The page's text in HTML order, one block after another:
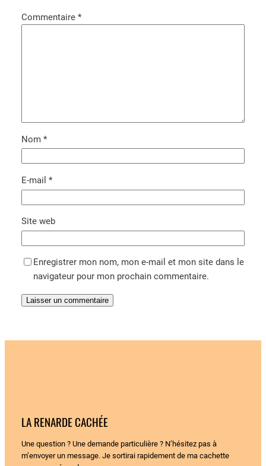
Commentaire *
Nom *
E-mail *
Site web
Enregistrer mon nom, mon e-mail et mon site dans le
navigateur pour mon prochain commentaire.
LA RENARDE CACHÉE
Une question ? Une demande particulière ? N’hésitez pas à
m’envoyer un message. Je sortirai rapidement de ma cachette